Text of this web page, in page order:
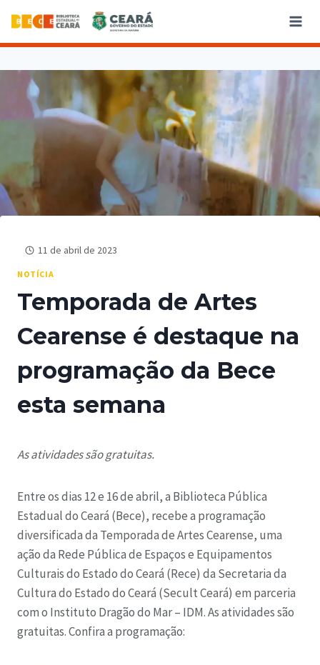
11 de abril de 2023
NOTÍCIA
Temporada de Artes
Cearense é destaque na
programação da Bece
esta semana
As atividades são gratuitas.
Entre os dias 12 e 16 de abril, a Biblioteca Pública
Estadual do Ceará (Bece), recebe a programação
diversificada da Temporada de Artes Cearense, uma
ação da Rede Pública de Espaços e Equipamentos
Culturais do Estado do Ceará (Rece) da Secretaria da
Cultura do Estado do Ceará (Secult Ceará) em parceria
com o Instituto Dragão do Mar – IDM. As atividades são
gratuitas. Confira a programação: